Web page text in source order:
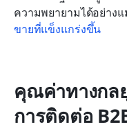
ความพยายามได้อย่าง
ขายที่แข็งแกร่งขึ้น
คุณค่าทางกล
การติดต่อ